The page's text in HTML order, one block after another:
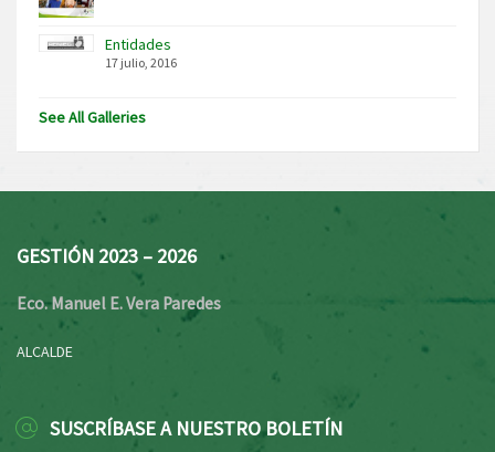
Entidades
17 julio, 2016
See All Galleries
GESTIÓN 2023 – 2026
Eco. Manuel E. Vera Paredes
ALCALDE
SUSCRÍBASE A NUESTRO BOLETÍN